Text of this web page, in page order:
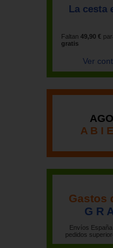
La cesta
Faltan 49,90 €
gratis
Ver
A B I
Gastos
G R
Envíos
pedidos